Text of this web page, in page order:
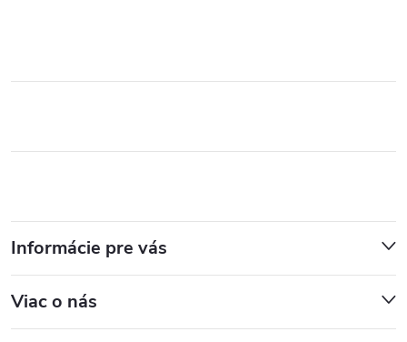
Informácie pre vás
Viac o nás